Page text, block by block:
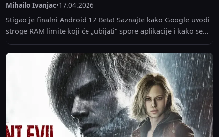
Mihailo Ivanjac•17.04.2026
Stigao je finalni Android 17 Beta! Saznajte kako Google uvodi
stroge RAM limite koji će „ubijati“ spore aplikacije i kako se
vaš telefon priprema...